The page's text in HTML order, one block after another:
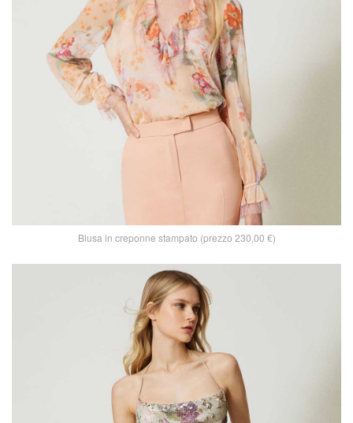
Blusa in creponne stampato (prezzo 230,00 €)